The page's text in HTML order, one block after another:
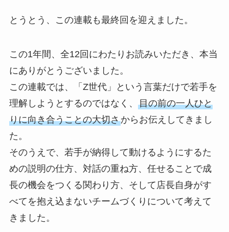
とうとう、この連載も最終回を迎えました。
この1年間、全12回にわたりお読みいただき、本当
にありがとうございました。
この連載では、「Z世代」という言葉だけで若手を
理解しようとするのではなく、 目の前の一人ひと
りに向き合うことの大切さからお伝えしてきまし
た。
そのうえで、若手が納得して動けるようにするた
めの説明の仕方、対話の重ね方、任せることで成
長の機会をつくる関わり方、そして店長自身がす
べてを抱え込まないチームづくりについて考えて
きました。